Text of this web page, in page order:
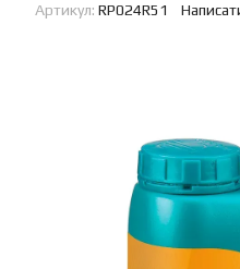
Артикул: RP024R51